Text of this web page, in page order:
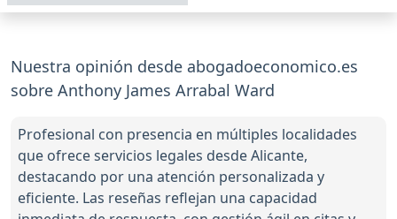
Nuestra opinión desde abogadoeconomico.es
sobre Anthony James Arrabal Ward
Profesional con presencia en múltiples localidades
que ofrece servicios legales desde Alicante,
destacando por una atención personalizada y
eficiente. Las reseñas reflejan una capacidad